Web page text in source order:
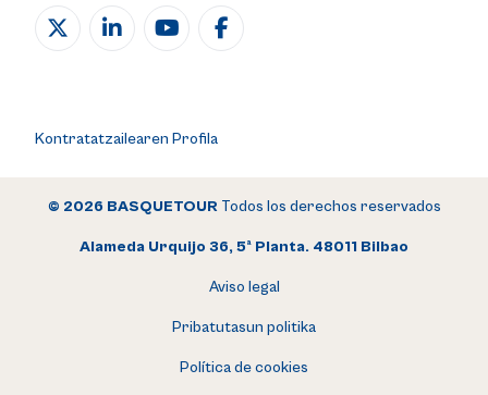
Kontratatzailearen Profila
© 2026 BASQUETOURTodos los derechos reservados
Alameda Urquijo 36, 5ª Planta. 48011 Bilbao
Aviso legal
Pribatutasun politika
Política de cookies